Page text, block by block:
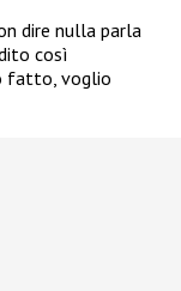
dire nulla parla
così
fatto, voglio